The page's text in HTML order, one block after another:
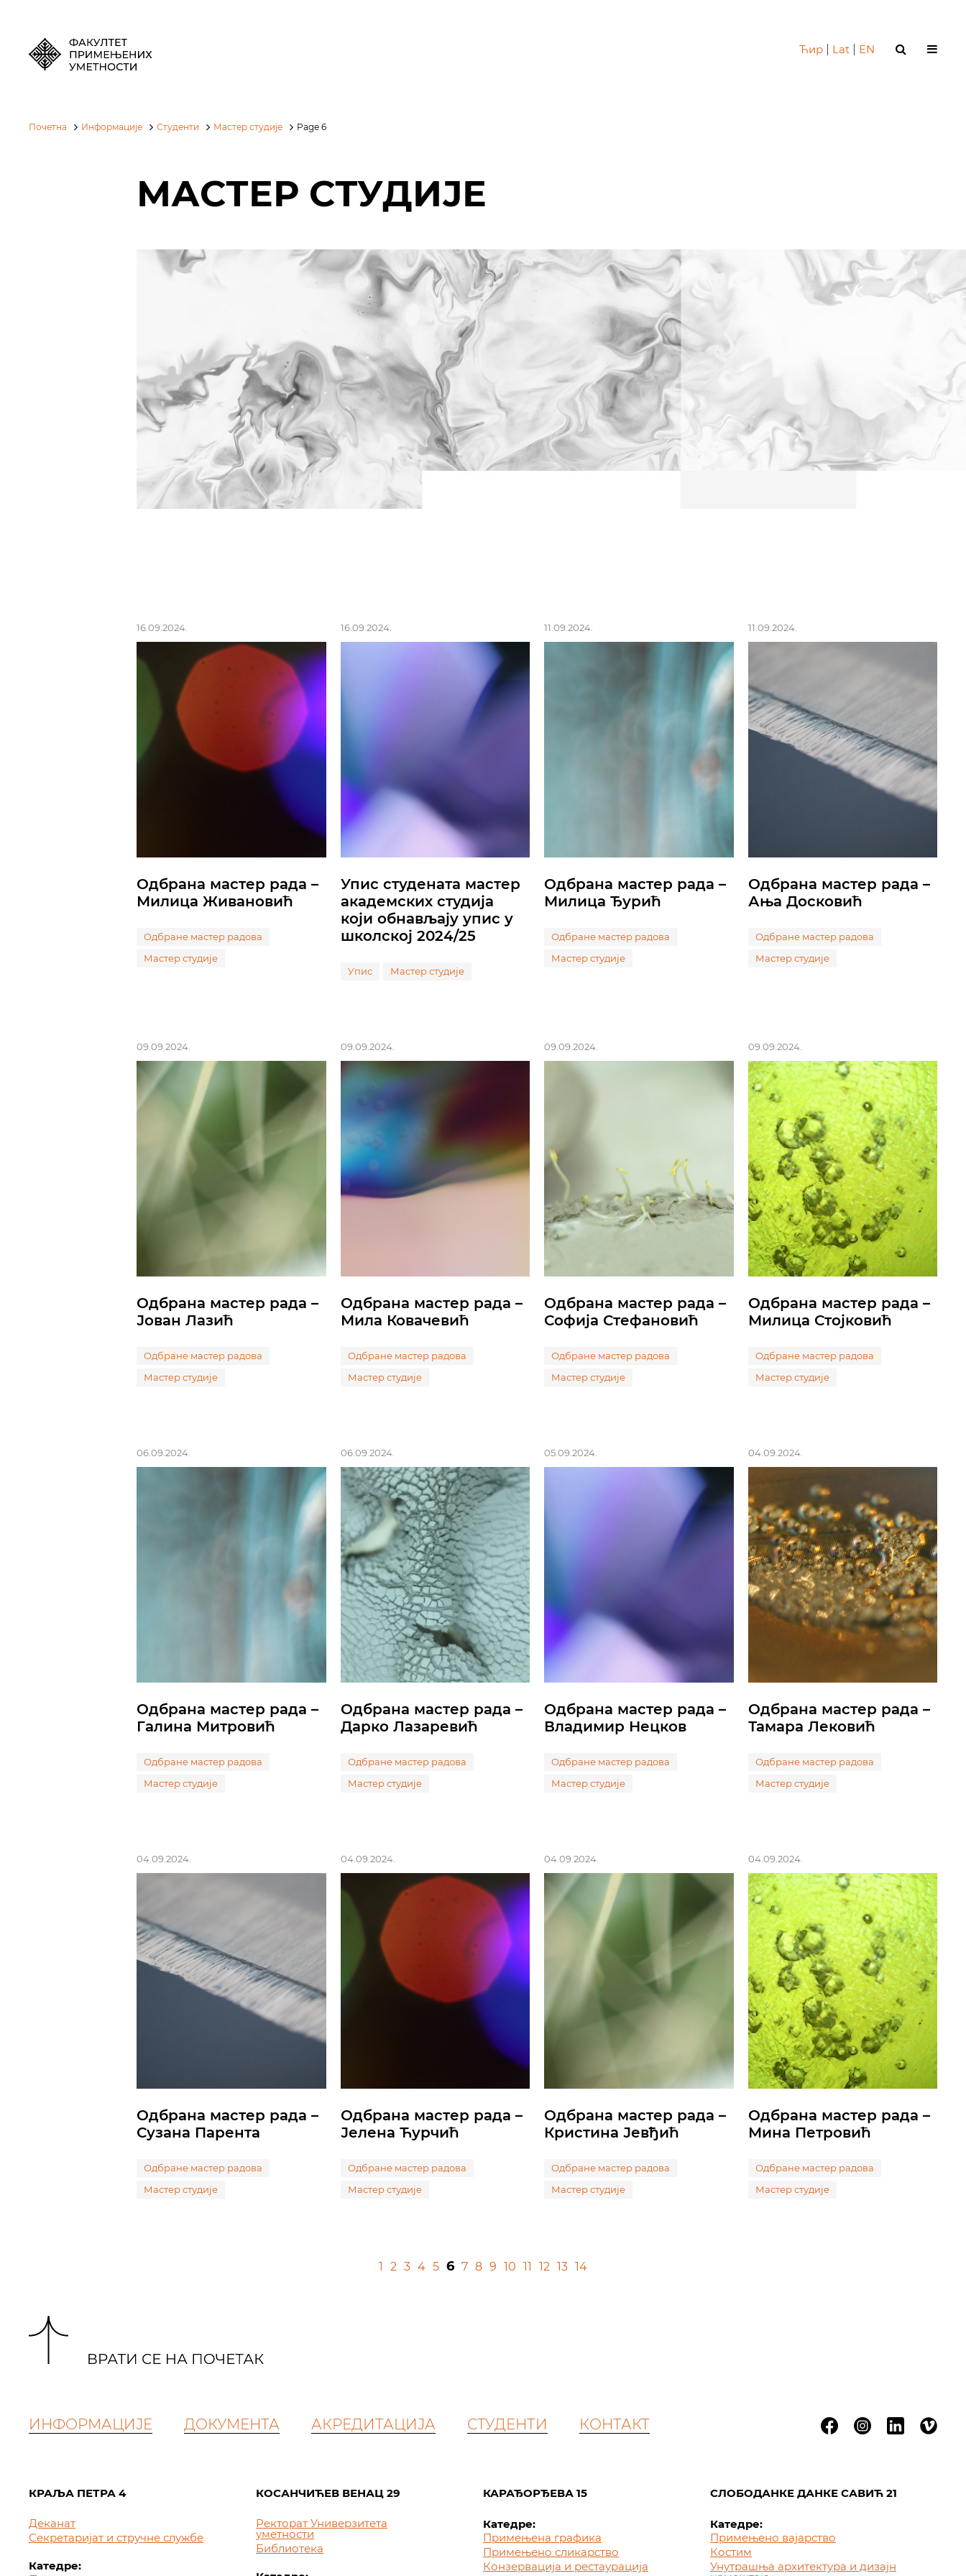
Ћир Lat EN
Почетна Информације Студенти Мастер студије Page 6
МАСТЕР СТУДИЈЕ
16.09.2024.
Одбрана мастер рада –
Милица Живановић
Одбране мастер радова
Мастер студије
16.09.2024.
Упис студената мастер
академских студија
који обнављају упис у
школској 2024/25
Упис Мастер студије
11.09.2024.
Одбрана мастер рада –
Милица Ђурић
Одбране мастер радова
Мастер студије
11.09.2024.
Одбрана мастер рада –
Ања Досковић
Одбране мастер радова
Мастер студије
09.09.2024.
Одбрана мастер рада –
Јован Лазић
Одбране мастер радова
Мастер студије
09.09.2024.
Одбрана мастер рада –
Мила Ковачевић
Одбране мастер радова
Мастер студије
09.09.2024.
Одбрана мастер рада –
Софија Стефановић
Одбране мастер радова
Мастер студије
09.09.2024.
Одбрана мастер рада –
Милица Стојковић
Одбране мастер радова
Мастер студије
06.09.2024.
Одбрана мастер рада –
Галина Митровић
Одбране мастер радова
Мастер студије
06.09.2024.
Одбрана мастер рада –
Дарко Лазаревић
Одбране мастер радова
Мастер студије
05.09.2024.
Одбрана мастер рада –
Владимир Нецков
Одбране мастер радова
Мастер студије
04.09.2024.
Одбрана мастер рада –
Тамара Лековић
Одбране мастер радова
Мастер студије
04.09.2024.
Одбрана мастер рада –
Сузана Парента
Одбране мастер радова
Мастер студије
04.09.2024.
Одбрана мастер рада –
Јелена Ћурчић
Одбране мастер радова
Мастер студије
04.09.2024.
Одбрана мастер рада –
Кристина Јевђић
Одбране мастер радова
Мастер студије
04.09.2024.
Одбрана мастер рада –
Мина Петровић
Одбране мастер радова
Мастер студије
1 2 3 4 5 6 7 8 9 10 11 12 13 14
ИНФОРМАЦИЈЕ ДОКУМЕНТА АКРЕДИТАЦИЈА СТУДЕНТИ КОНТАКТ
КРАЉА ПЕТРА 4
Деканат
Секретаријат и стручне службе
Катедре:
КОСАНЧИЋЕВ ВЕНАЦ 29
Ректорат Универзитета
уметности
Библиотека
КАРАЂОРЂЕВА 15
Катедре:
Примењена графика
Примењено сликарство
Конзервација и рестаурација
СЛОБОДАНКЕ ДАНКЕ САВИЋ 21
Катедре:
Примењено вајарство
Костим
Унутрашња архитектура и дизајн